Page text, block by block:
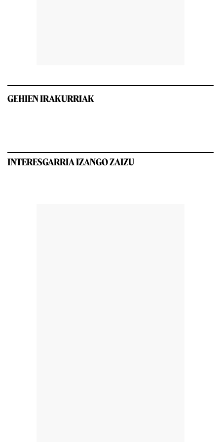
GEHIEN IRAKURRIAK
INTERESGARRIA IZANGO ZAIZU